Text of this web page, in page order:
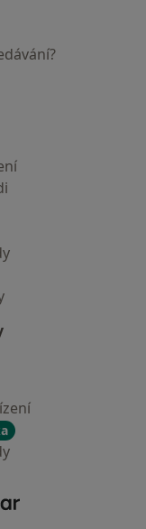
- Hlavní stránka